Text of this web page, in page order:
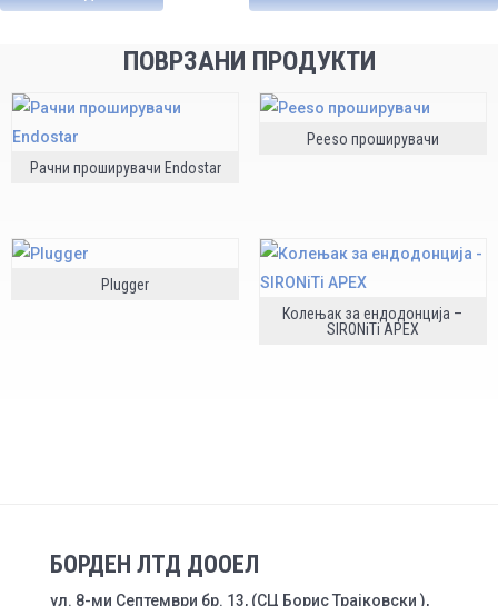
ПОВРЗАНИ ПРОДУКТИ
Рачни проширувачи Endostar
Peeso проширувачи
Plugger
Колењак за ендодонција –
SIRONiTi APEX
БОРДЕН ЛТД ДООЕЛ
ул. 8-ми Септември бр. 13, (СЦ Борис Трајковски ),